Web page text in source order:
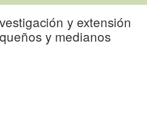
y extensión
y medianos